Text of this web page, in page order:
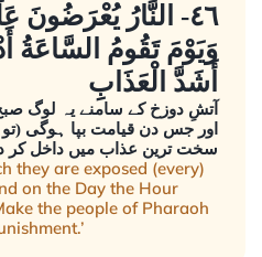
٤٦- النَّارُ يُعْرَضُونَ
وَيَوْمَ تَقُومُ السَّاعَةُ
أَشَدَّ الْعَذَابِ
آتشِ دوزخ کے سامنے یہ لوگ
اور جس دن قیامت بپا ہوگی
سخت ترین عذاب میں داخل کر
they are exposed (every)
on the Day the Hour
the people of Pharaoh